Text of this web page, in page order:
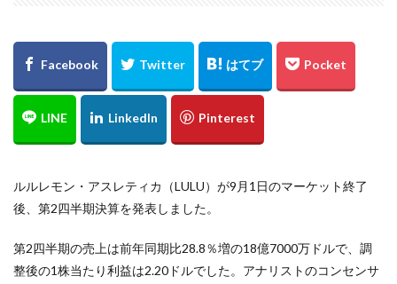
ルルレモン・アスレティカ（LULU）が9月1日のマーケット終了
後、第2四半期決算を発表しました。
第2四半期の売上は前年同期比28.8％増の18億7000万ドルで、調
整後の1株当たり利益は2.20ドルでした。アナリストのコンセンサ